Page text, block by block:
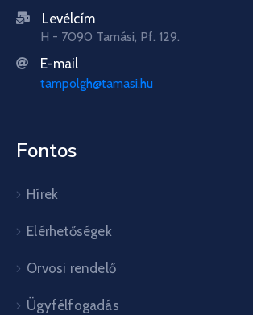
Levélcím
H - 7090 Tamási, Pf. 129.
E-mail
tampolgh@tamasi.hu
Fontos
Hírek
Elérhetőségek
Orvosi rendelő
Ügyfélfogadás